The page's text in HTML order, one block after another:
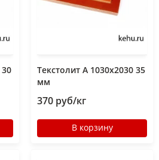
Текстолит А 1030х2030 35
мм
370 руб/кг
В корзину